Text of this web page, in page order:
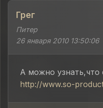
Грег
Питер
26 января 2010 13:50:06
А можно узнать,что
http://www.so-